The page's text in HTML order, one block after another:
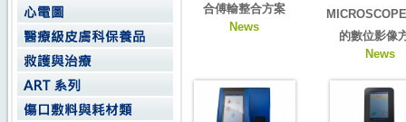
合傅輸整合方案
News
的數位影像
News